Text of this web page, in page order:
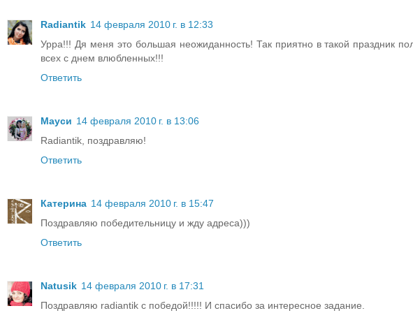
Radiantik 14 февраля 2010 г. в 12:33
Урра!!! Дя меня это большая неожиданность! Так приятно в такой праздник
всех с днем влюбленных!!!
Ответить
Мауси 14 февраля 2010 г. в 13:06
Radiantik, поздравляю!
Ответить
Катерина 14 февраля 2010 г. в 15:47
Поздравляю победительницу и жду адреса)))
Ответить
Natusik 14 февраля 2010 г. в 17:31
Поздравляю radiantik с победой!!!!! И спасибо за интересное задание.